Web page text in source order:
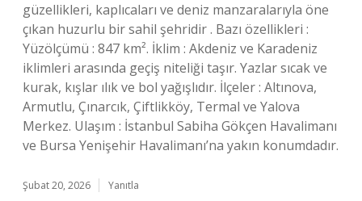
güzellikleri, kaplıcaları ve deniz manzaralarıyla öne
çıkan huzurlu bir sahil şehridir . Bazı özellikleri :
Yüzölçümü : 847 km². İklim : Akdeniz ve Karadeniz
iklimleri arasında geçiş niteliği taşır. Yazlar sıcak ve
kurak, kışlar ılık ve bol yağışlıdır. İlçeler : Altınova,
Armutlu, Çınarcık, Çiftlikköy, Termal ve Yalova
Merkez. Ulaşım : İstanbul Sabiha Gökçen Havalimanı
ve Bursa Yenişehir Havalimanı’na yakın konumdadır.
Şubat 20, 2026 Yanıtla